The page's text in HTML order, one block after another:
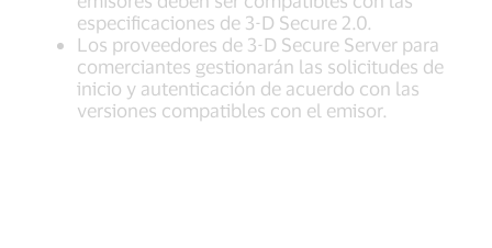
especificaciones de 3-D Secure 2.0.
Los proveedores de 3-D Secure Server para
comerciantes gestionarán las solicitudes de
inicio y autenticación de acuerdo con las
versiones compatibles con el emisor.